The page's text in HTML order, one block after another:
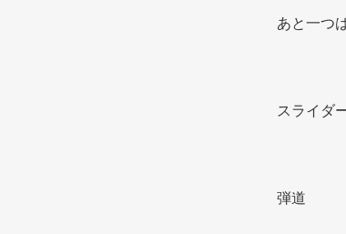
あと一つ
スライダ
弾道